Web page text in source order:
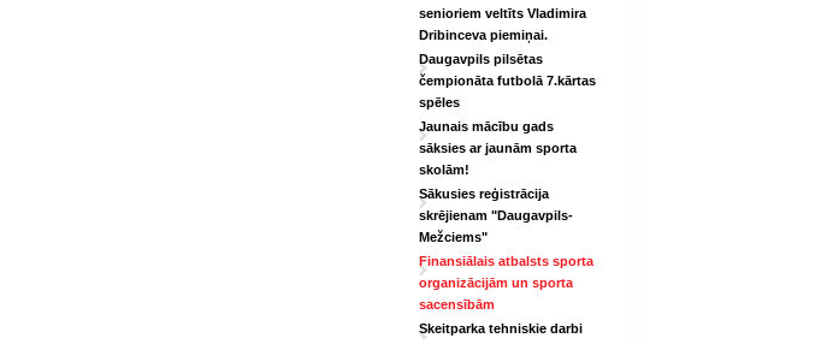
senioriem veltīts Vladimira
Dribinceva piemiņai.
Daugavpils pilsētas
čempionāta futbolā 7.kārtas
spēles
Jaunais mācību gads
sāksies ar jaunām sporta
skolām!
Sākusies reģistrācija
skrējienam "Daugavpils-
Mežciems"
Finansiālais atbalsts sporta
organizācijām un sporta
sacensībām
Skeitparka tehniskie darbi